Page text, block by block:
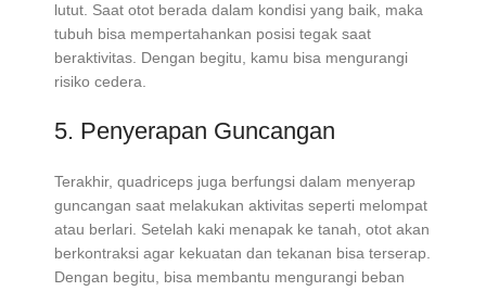
lutut. Saat otot berada dalam kondisi yang baik, maka
tubuh bisa mempertahankan posisi tegak saat
beraktivitas. Dengan begitu, kamu bisa mengurangi
risiko cedera.
5. Penyerapan Guncangan
Terakhir, quadriceps juga berfungsi dalam menyerap
guncangan saat melakukan aktivitas seperti melompat
atau berlari. Setelah kaki menapak ke tanah, otot akan
berkontraksi agar kekuatan dan tekanan bisa terserap.
Dengan begitu, bisa membantu mengurangi beban